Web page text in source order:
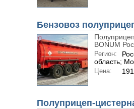
Бензовоз
BONUM
Регион:
область;
Цена:
Полуприцеп-